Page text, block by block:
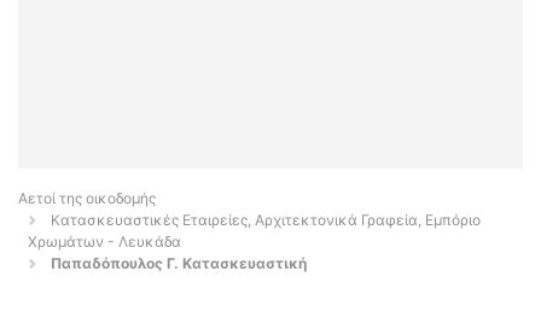
Αετοί της οικοδομής
Κατασκευαστικές Εταιρείες, Αρχιτεκτονικά Γραφεία, Εμπόριο
Χρωμάτων - Λευκάδα
Παπαδόπουλος Γ. Κατασκευαστική